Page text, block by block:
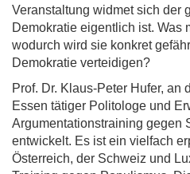
Veranstaltung widmet sich der
Demokratie eigentlich ist. Was
wodurch wird sie konkret
Demokratie verteidigen?
Prof. Dr. Klaus-Peter Hufer, an
Essen tätiger Politologe und
Argumentationstraining gegen
entwickelt. Es ist ein vielfach
Österreich, der Schweiz und